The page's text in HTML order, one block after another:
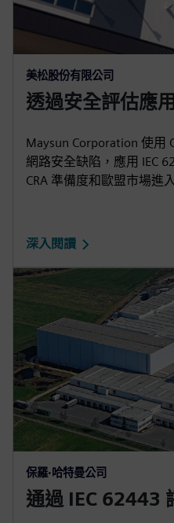
美松股份有限公司
透過安全評估應
Maysun Corporation 使用
網路安全缺陷，應用 IEC
CRA 準備度和歐盟市場進
深入閱讀
保羅·哈特曼公司
通過 IEC 62443